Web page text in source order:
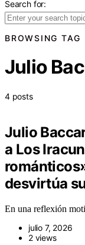
Search for:
BROWSING TAG
Julio
4 posts
Julio
a Los
desvirtúa
En una reflexión
julio 7, 2026
2 views